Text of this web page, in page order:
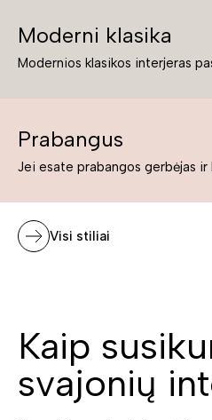
Moderni klasika
Prabangus
Visi stiliai
Kaip
svajonių